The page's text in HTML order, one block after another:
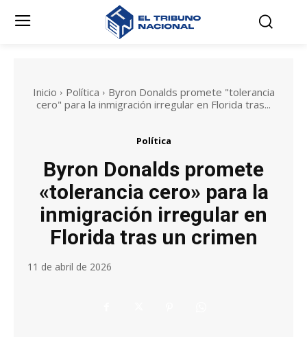
Inicio Política
Byron Donalds promete "tolerancia
cero" para la inmigración irregular en Florida tras...
Política
Byron Donalds promete
«tolerancia cero» para la
inmigración irregular en
Florida tras un crimen
11 de abril de 2026